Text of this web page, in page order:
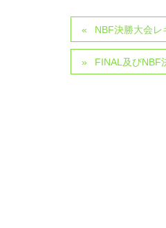
NBF決勝大会レ
FINAL及びNBF